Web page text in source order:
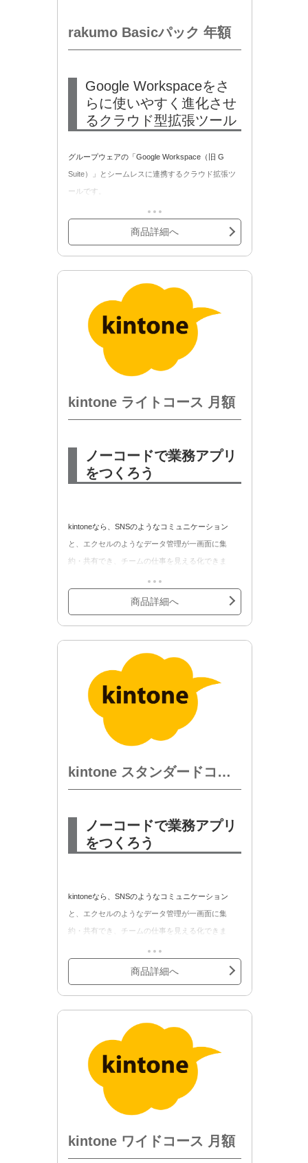
rakumo Basicパック 年額
Google Workspaceをさ
らに使いやすく進化させ
るクラウド型拡張ツール
グループウェアの「Google Workspace（旧 G
Suite）」とシームレスに連携するクラウド拡張ツ
ールです。
系サービスをまとめて導入できるお得なパックで
す。
・rakumo ワークフロー
・rakumo カレンダー
・rakumo ボード
・rakumo コンタクト
商品詳細へ
kintone ライトコース 月額
ノーコードで業務アプリ
をつくろう
kintoneなら、SNSのようなコミュニケーション
と、エクセルのようなデータ管理が一画面に集
約・共有でき、チームの仕事を見える化できま
kintone ライトコース 月額の月額契約商品です。
・kintone ゲストユーザー ライトコースオプション
などの各種オプションの追加契約が可能です。
商品詳細へ
kintone スタンダードコース 月額
ノーコードで業務アプリ
をつくろう
kintoneなら、SNSのようなコミュニケーション
と、エクセルのようなデータ管理が一画面に集
約・共有でき、チームの仕事を見える化できま
kintone スタンダードコース 月額の月額契約商品で
す。
・ディスク増設 10GBオプション
・kintone ゲストユーザー スタンダードコースオプ
ション
などの各種オプションの追加契約が可能です。
商品詳細へ
kintone ワイドコース 月額